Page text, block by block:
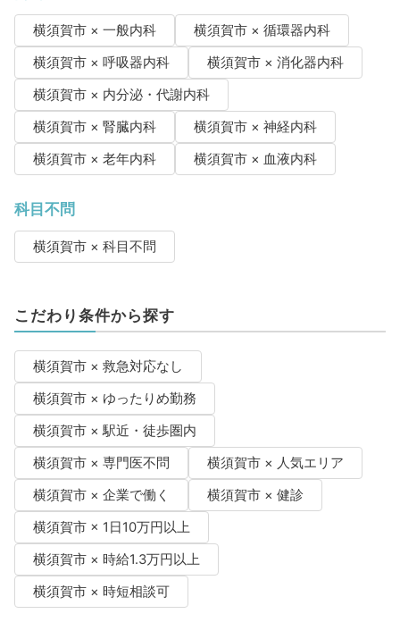
横須賀市 × 一般内科
横須賀市 × 循環器内科
横須賀市 × 呼吸器内科
横須賀市 × 消化器内科
横須賀市 × 内分泌・代謝内科
横須賀市 × 腎臓内科
横須賀市 × 神経内科
横須賀市 × 老年内科
横須賀市 × 血液内科
科目不問
横須賀市 × 科目不問
こだわり条件から探す
横須賀市 × 救急対応なし
横須賀市 × ゆったりめ勤務
横須賀市 × 駅近・徒歩圏内
横須賀市 × 専門医不問
横須賀市 × 人気エリア
横須賀市 × 企業で働く
横須賀市 × 健診
横須賀市 × 1日10万円以上
横須賀市 × 時給1.3万円以上
横須賀市 × 時短相談可